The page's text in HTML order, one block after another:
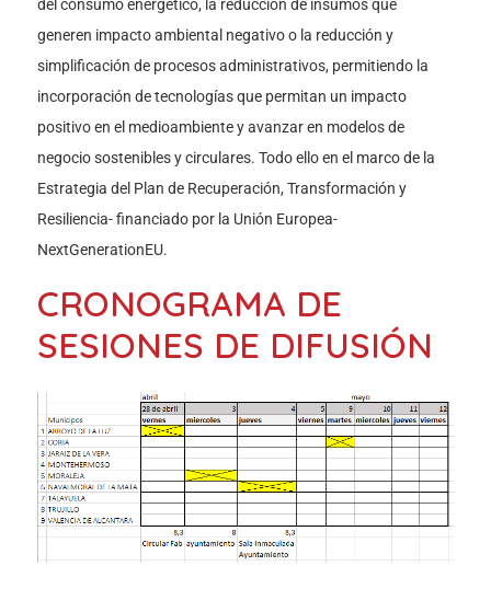
del consumo energético, la reducción de insumos que
generen impacto ambiental negativo o la reducción y
simplificación de procesos administrativos, permitiendo la
incorporación de tecnologías que permitan un impacto
positivo en el medioambiente y avanzar en modelos de
negocio sostenibles y circulares. Todo ello en el marco de la
Estrategia del Plan de Recuperación, Transformación y
Resiliencia- financiado por la Unión Europea-
NextGenerationEU.
CRONOGRAMA DE
SESIONES DE DIFUSIÓN